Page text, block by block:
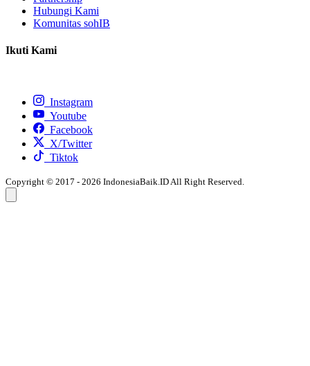
Hubungi Kami
Komunitas sohIB
Ikuti Kami
Instagram
Youtube
Facebook
X/Twitter
Tiktok
Copyright © 2017 - 2026 IndonesiaBaik.ID All Right Reserved.